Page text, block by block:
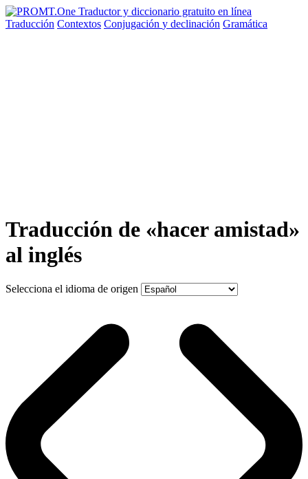
Traducción Contextos Conjugación y declinación Gramática
Traducción de «hacer amistad»
al inglés
Selecciona el idioma de origen